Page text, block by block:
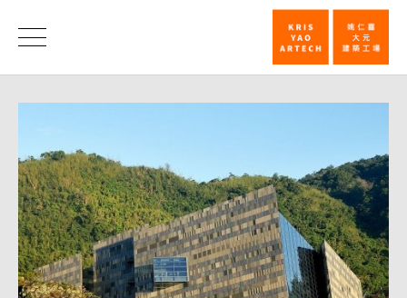
透
视
大
赏
2012─
兰
消